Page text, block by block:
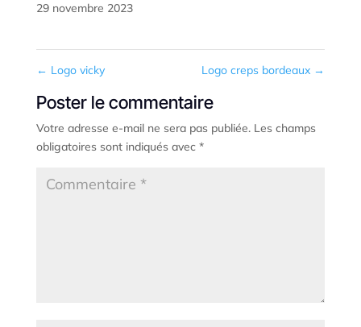
29 novembre 2023
← Logo vicky Logo creps bordeaux →
Poster le commentaire
Votre adresse e-mail ne sera pas publiée. Les champs
obligatoires sont indiqués avec *